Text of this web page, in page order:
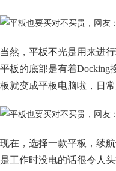
当然，平板不光是用来进
平板的底部是有着Docking
板就变成平板电脑啦，日常
现在，选择一款平板，续
是工作时没电的话很令人